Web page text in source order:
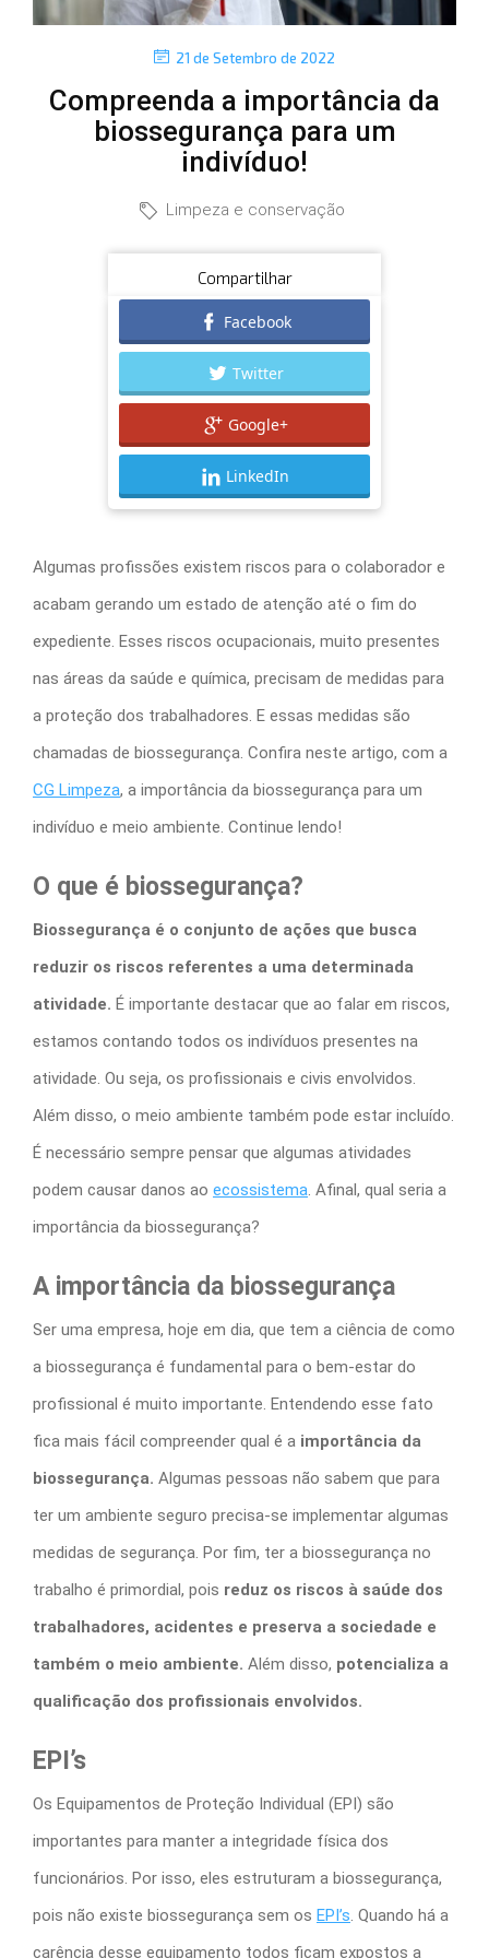
P
s
t
e
n
21 de Setembro de 2022
Compreenda a importância da
biossegurança para um
indivíduo!
C
g
r
i
s
Limpeza e conservação
Compartilhar
Facebook
Twitter
Google+
LinkedIn
Algumas profissões existem riscos para o colaborador e
acabam gerando um estado de atenção até o fim do
expediente. Esses riscos ocupacionais, muito presentes
nas áreas da saúde e química, precisam de medidas para
a proteção dos trabalhadores. E essas medidas são
chamadas de biossegurança. Confira neste artigo, com a
CG Limpeza, a importância da biossegurança para um
indivíduo e meio ambiente. Continue lendo!
O que é biossegurança?
Biossegurança é o conjunto de ações que busca
reduzir os riscos referentes a uma determinada
atividade. É importante destacar que ao falar em riscos,
estamos contando todos os indivíduos presentes na
atividade. Ou seja, os profissionais e civis envolvidos.
Além disso, o meio ambiente também pode estar incluído.
É necessário sempre pensar que algumas atividades
podem causar danos ao ecossistema. Afinal, qual seria a
importância da biossegurança?
A importância da biossegurança
Ser uma empresa, hoje em dia, que tem a ciência de como
a biossegurança é fundamental para o bem-estar do
profissional é muito importante. Entendendo esse fato
fica mais fácil compreender qual é a importância da
biossegurança. Algumas pessoas não sabem que para
ter um ambiente seguro precisa-se implementar algumas
medidas de segurança. Por fim, ter a biossegurança no
trabalho é primordial, pois reduz os riscos à saúde dos
trabalhadores, acidentes e preserva a sociedade e
também o meio ambiente. Além disso, potencializa a
qualificação dos profissionais envolvidos.
EPI’s
Os Equipamentos de Proteção Individual (EPI) são
importantes para manter a integridade física dos
funcionários. Por isso, eles estruturam a biossegurança,
pois não existe biossegurança sem os EPI’s. Quando há a
carência desse equipamento todos ficam expostos a